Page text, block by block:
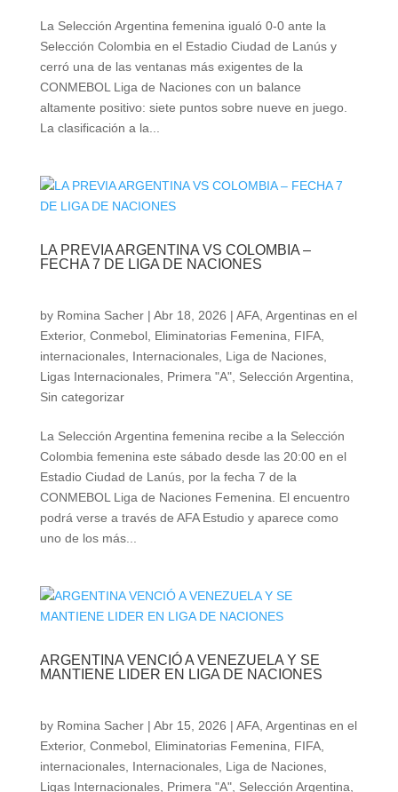
La Selección Argentina femenina igualó 0-0 ante la
Selección Colombia en el Estadio Ciudad de Lanús y
cerró una de las ventanas más exigentes de la
CONMEBOL Liga de Naciones con un balance
altamente positivo: siete puntos sobre nueve en juego.
La clasificación a la...
LA PREVIA ARGENTINA VS COLOMBIA –
FECHA 7 DE LIGA DE NACIONES
by Romina Sacher| Abr 18, 2026 | AFA, Argentinas en el
Exterior, Conmebol, Eliminatorias Femenina FIFA,
internacionales, Internacionales, Liga de Naciones,
Ligas Internacionales, Primera "A", Selección Argentina
Sin categorizar
La Selección Argentina femenina recibe a la Selección
Colombia femenina este sábado desde las 20:00 en el
Estadio Ciudad de Lanús, por la fecha 7 de la
CONMEBOL Liga de Naciones Femenina. El encuentro
podrá verse a través de AFA Estudio y aparece como
uno de los más...
ARGENTINA VENCIÓ A VENEZUELA Y SE
MANTIENE LIDER EN LIGA DE NACIONES
by Romina Sacher| Abr 15, 2026 | AFA, Argentinas en el
Exterior, Conmebol, Eliminatorias Femenina FIFA,
internacionales, Internacionales, Liga de Naciones,
Ligas Internacionales, Primera "A", Selección Argentina